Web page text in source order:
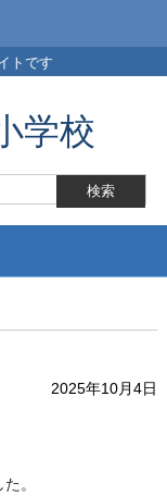
トです
学校
2025年10月4日
。